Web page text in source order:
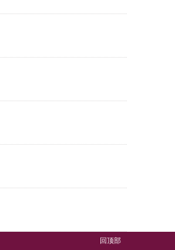
回顶部